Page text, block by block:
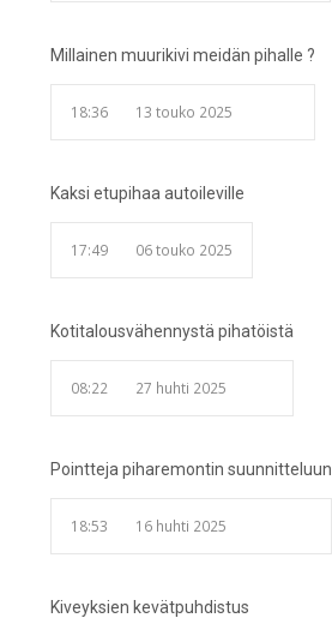
Millainen muurikivi meidän pihalle ?
18:36 13 touko 2025
Kaksi etupihaa autoileville
17:49 06 touko 2025
Kotitalousvähennystä pihatöistä
08:22 27 huhti 2025
Pointteja piharemontin suunnitteluun
18:53 16 huhti 2025
Kiveyksien kevätpuhdistus